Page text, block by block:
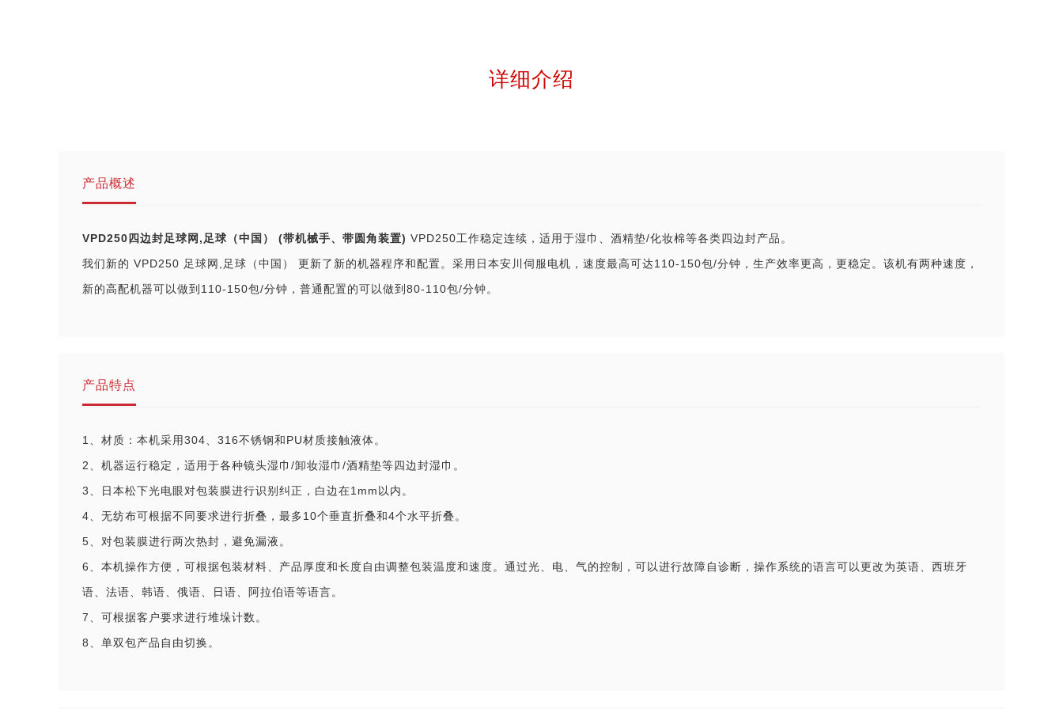
详细介绍
产品概述
VPD250四边封足球网,足球（中国） (带机械手、带圆角装置) VPD250工作稳定连续，适用于湿巾、酒精垫/化妆棉等各类四边封产品。
我们新的 VPD250 足球网,足球（中国） 更新了新的机器程序和配置。采用日本安川伺服电机，速度最高可达110-150包/分钟，生产效率更高，更稳定。该机有两种速度，
新的高配机器可以做到110-150包/分钟，普通配置的可以做到80-110包/分钟。
产品特点
1、材质：本机采用304、316不锈钢和PU材质接触液体。
2、机器运行稳定，适用于各种镜头湿巾/卸妆湿巾/酒精垫等四边封湿巾。
3、日本松下光电眼对包装膜进行识别纠正，白边在1mm以内。
4、无纺布可根据不同要求进行折叠，最多10个垂直折叠和4个水平折叠。
5、对包装膜进行两次热封，避免漏液。
6、本机操作方便，可根据包装材料、产品厚度和长度自由调整包装温度和速度。通过光、电、气的控制，可以进行故障自诊断，操作系统的语言可以更改为英语、西班牙
语、法语、韩语、俄语、日语、阿拉伯语等语言。
7、可根据客户要求进行堆垛计数。
8、单双包产品自由切换。